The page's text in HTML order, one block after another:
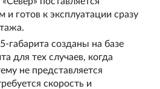
готов к эксплуатации сразу
габарита созданы на базе
для тех случаев, когда
не представляется
скорость и